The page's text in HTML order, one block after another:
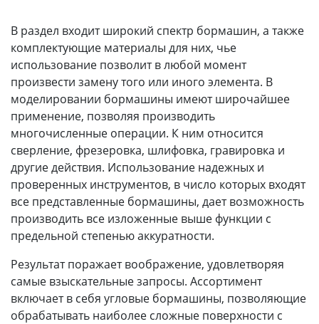
В раздел входит широкий спектр бормашин, а также
комплектующие материалы для них, чье
использование позволит в любой момент
произвести замену того или иного элемента. В
моделировании бормашины имеют широчайшее
применение, позволяя производить
многочисленные операции. К ним относится
сверление, фрезеровка, шлифовка, гравировка и
другие действия. Использование надежных и
проверенных инструментов, в число которых входят
все представленные бормашины, дает возможность
производить все изложенные выше функции с
предельной степенью аккуратности.
Результат поражает воображение, удовлетворяя
самые взыскательные запросы. Ассортимент
включает в себя угловые бормашины, позволяющие
обрабатывать наиболее сложные поверхности с